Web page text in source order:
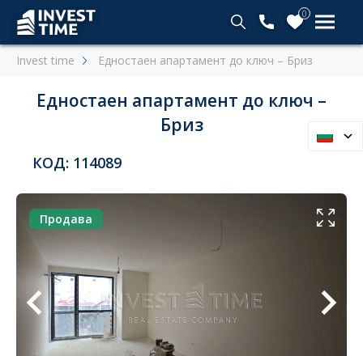
0
Invest time Едностаен апартамент до ключ – Бриз
Едностаен апартамент до ключ –
Бриз
КОД: 114089
Продава